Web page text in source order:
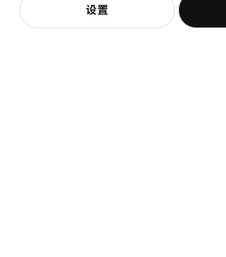
客服
加入购物袋
不，谢谢
设置